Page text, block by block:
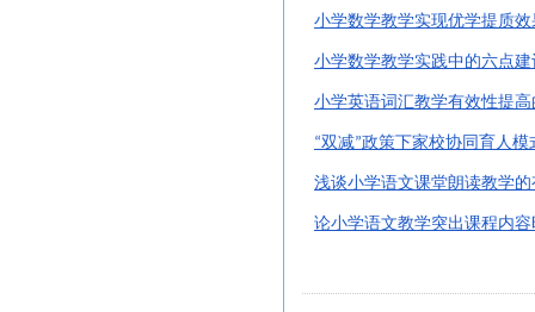
小学数学教学实现优学提质
小学数学教学实践中的六点建
小学英语词汇教学有效性提
“双减”政策下家校协同育人
浅谈小学语文课堂朗读教学
论小学语文教学突出课程内